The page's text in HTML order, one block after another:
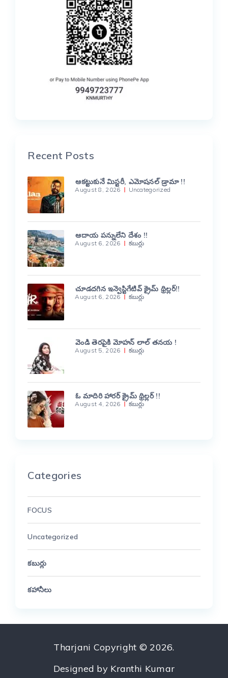
Recent Posts
ఆకట్టుకునే మిస్టరీ, ఎమోషనల్ డ్రామా !!
August 8, 2026 Uncategorized
ఆదాయ పన్నులేని దేశం !!
August 6, 2026 కబుర్లు
చూడదగిన ఇన్వెస్టిగేటివ్ క్రైమ్ థ్రిల్లర్!!
August 6, 2026 కబుర్లు
వెండి తెరపైకి మోహన్ లాల్ తనయ !
August 5, 2026 కబుర్లు
ఓ మాదిరి హారర్ క్రైమ్ థ్రిల్లర్ !!
August 4, 2026 కబుర్లు
Categories
FOCUS
Uncategorized
కబుర్లు
కహానీలు
Tharjani Copyright © 2026.
Designed by Kranthi Kumar